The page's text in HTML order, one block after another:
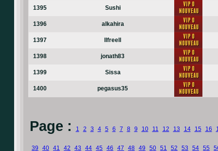
1395 Sushi
1396 alkahira
1397 llfreell
1398 jonath83
1399 Sissa
1400 pegasus35
Page : 1 2 3 4 5 6 7 8 9 10 11 12 13 14 15 16
39 40 41 42 43 44 45 46 47 48 49 50 51 52 53 54 55